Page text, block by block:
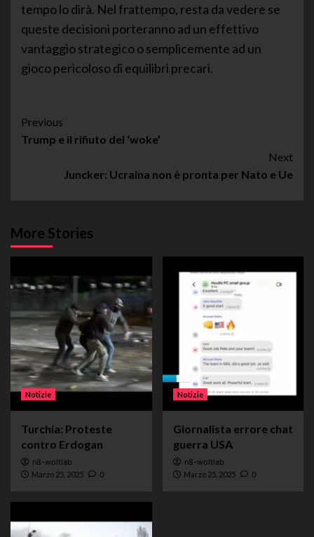
tempo lo dirà. Nel frattempo, resta da vedere se
queste decisioni porteranno ad un effettivo
vantaggio strategico o semplicemente ad un
gioco pericoloso di equilibri precari.
Post
Navigation
Previous
Trump e il rifiuto del ‘woke’
Next
Juncker: Ucraina non è pronta per Nato e Ue
More Stories
Notizie
Turchia: Proteste
contro Erdogan
n8-woltlab
Marzo 25, 2025 0
Notizie
Giornalista errore chat
guerra USA
n8-woltlab
Marzo 25, 2025 0